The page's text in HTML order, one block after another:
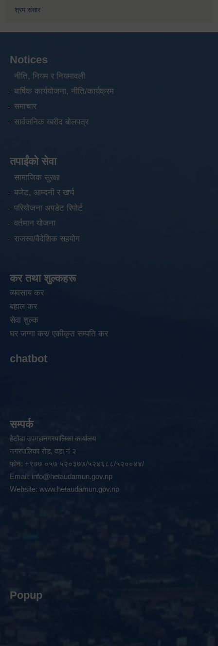
श्रम संसार
Notices
नीति, नियम र नियमावली
बार्षिक कार्ययोजना, नीति/कार्यक्रम
समाचार
सार्वजनिक खरीद बोलपत्र
तपाईंको सेवा
सामाजिक सुरक्षा
बजेट, आम्दनी र खर्च
परियोजना अपडेट रिपोर्ट
वर्तमान योजना
राजस्व/वैदेशिक सहयोग
कर तथा शुल्कहरू
व्यवसाय कर
बहाल कर
सेवा शुल्क
घर जग्गा कर/ एकीकृत सम्पति कर
chatbot
सम्पर्क
हेटौडा उपमहानगरपालिका कार्यालय
नगरपालिका रोड, वडा नं २
फोन: +९७७ ०५७ ५२०३७७/५२४६८८/५२००४४/
Email: info@hetaudamun.gov.np
Website: www.hetaudamun.gov.np
Popup